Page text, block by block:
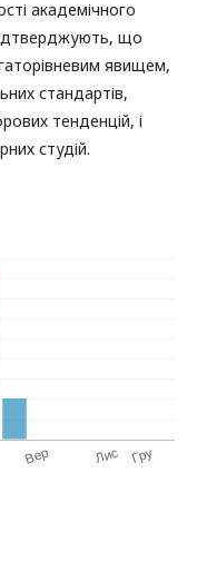
академічного
що
явищем,
стандартів,
тенденцій, і
студій.